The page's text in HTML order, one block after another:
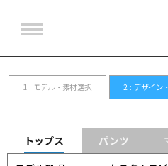
アウター
Tシャツ・ポロシャツ
ビブス